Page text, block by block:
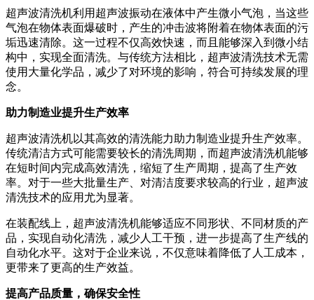
超声波清洗机利用超声波振动在液体中产生微小气泡，当这些
气泡在物体表面爆破时，产生的冲击波将附着在物体表面的污
垢迅速清除。这一过程不仅高效快速，而且能够深入到微小结
构中，实现全面清洗。与传统方法相比，超声波清洗技术无需
使用大量化学品，减少了对环境的影响，符合可持续发展的理
念。
助力制造业提升生产效率
超声波清洗机以其高效的清洗能力助力制造业提升生产效率。
传统清洁方式可能需要较长的清洗周期，而超声波清洗机能够
在短时间内完成高效清洗，缩短了生产周期，提高了生产效
率。对于一些大批量生产、对清洁度要求较高的行业，超声波
清洗技术的应用尤为显著。
在装配线上，超声波清洗机能够适应不同形状、不同材质的产
品，实现自动化清洗，减少人工干预，进一步提高了生产线的
自动化水平。这对于企业来说，不仅意味着降低了人工成本，
更带来了更高的生产效益。
提高产品质量，确保安全性